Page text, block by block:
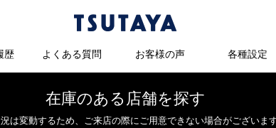
歴 よくある質問 お客様の声 各種設定
在庫のある店舗を探す
は変動するため、 ご来店の際にご用意できない場合がございます